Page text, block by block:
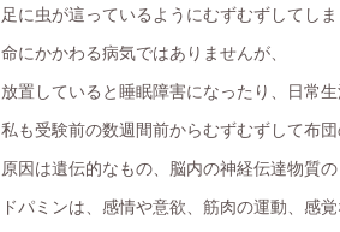
足に虫が這っているようにむずむずしてしま
命にかかわる病気ではありませんが、
放置していると睡眠障害になったり、日常生
私も受験前の数週間前からむずむずして布
原因は遺伝的なもの、脳内の神経伝達物質
ドパミンは、感情や意欲、筋肉の運動、感